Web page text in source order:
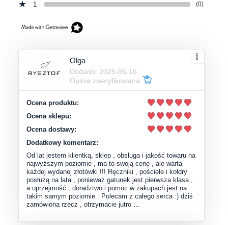
1 (0)
Olga
Dodano: 2025-05-16
Opinia zweryfikowana
Ocena produktu:
Ocena sklepu:
Ocena dostawy:
Dodatkowy komentarz:
Od lat jestem klientką, sklep , obsługa i jakość towaru na
najwyższym poziomie , ma to swoją cenę , ale warta
każdej wydanej złotówki !!! Ręczniki , pościele i kołdry
posłużą na lata , ponieważ gatunek jest pierwsza klasa ,
a uprzejmość , doradztwo i pomoc w zakupach jest na
takim samym poziomie . Polecam z całego serca :) dziś
zamówiona rzecz , otrzymacie jutro …